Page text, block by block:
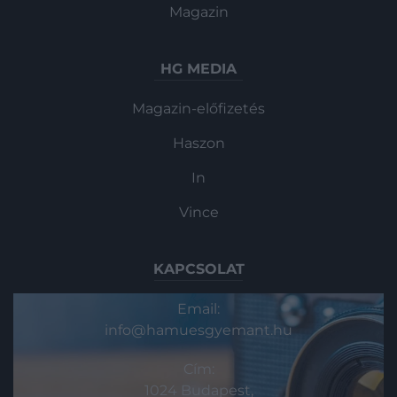
Magazin
HG MEDIA
Magazin-előfizetés
Haszon
In
Vince
KAPCSOLAT
Email:
info@hamuesgyemant.hu
Cím:
1024 Budapest,